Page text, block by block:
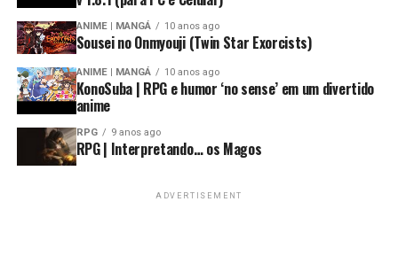
ANIME | MANGÁ 10 anos ago
Sousei no Onmyouji (Twin Star Exorcists)
ANIME | MANGÁ 10 anos ago
KonoSuba | RPG e humor ‘no sense’ em um divertido
anime
RPG 9 anos ago
RPG | Interpretando… os Magos
ADVERTISEMENT